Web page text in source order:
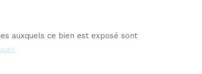
auxquels ce bien est exposé sont